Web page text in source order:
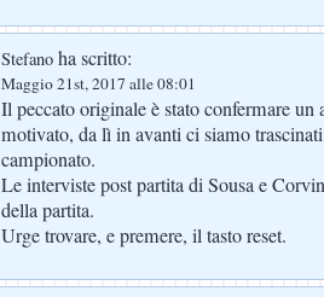
Stefano ha scritto:
Maggio 21st, 2017 alle 08:01
Il peccato originale è stato confermare
motivato, da lì in avanti ci siamo
campionato.
Le interviste post partita di Sousa e
della partita.
Urge trovare, e premere, il tasto reset.